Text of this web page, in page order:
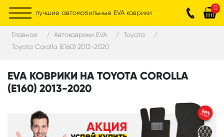
лучшие автомобильные EVA коврики
0
Главная Автоковрики EVA
Toyota
Toyota Corolla (E160) 2013-2020
EVA КОВРИКИ НА TOYOTA COROLLA
(E160) 2013-2020